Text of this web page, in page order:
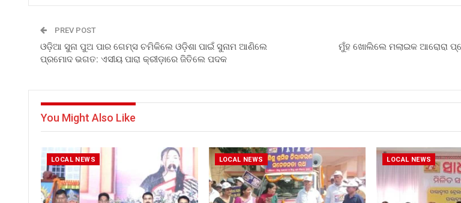
PREV POST
ଓଡ଼ିଆ ସୁନା ପୁଅ ପାର ଗେମ୍ସ ଚମିକିଲେ ଓଡ଼ିଶା ପାଇଁ ସୁନାମ ଆଣିଲେ
ପ୍ରମୋଦ ଭଗତ: ଏସୀୟ ପାରା କ୍ରୀଡ଼ାରେ ଜିତିଲେ ପଦକ
ମୁଁହ ଖୋଲିଲେ ମଲାଇକ ଆରୋରା
You Might Also Like
LOCAL NEWS LOCAL NEWS LOCAL NEWS